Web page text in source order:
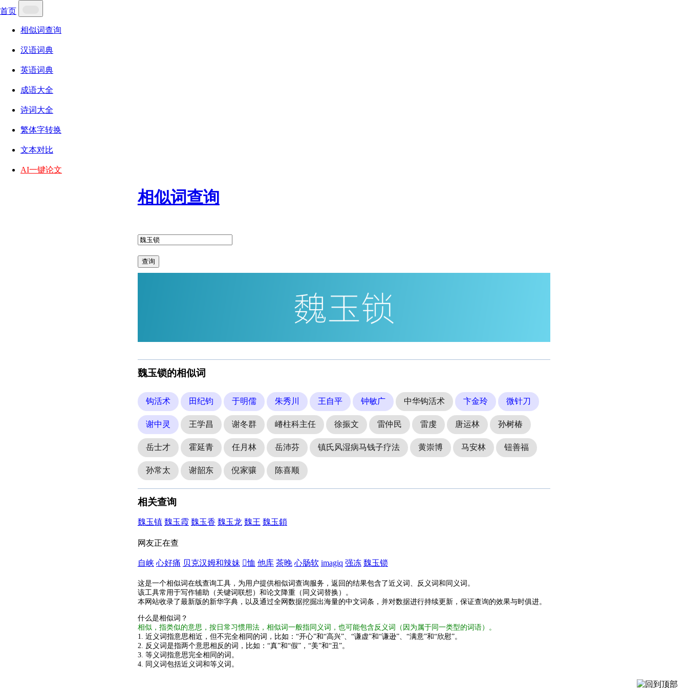
首页
相似词查询
汉语词典
英语词典
成语大全
诗词大全
繁体字转换
文本对比
AI一键论文
相似词查询
查询
魏玉锁的相似词
钩活术 田纪钧 于明儒 朱秀川 王自平 钟敏广 中华钩活术 卞金玲 微针刀
谢中灵 王学昌 谢冬群 嵴柱科主任 徐振文 雷仲民 雷虔 唐运林 孙树椿
岳士才 霍延青 任月林 岳沛芬 镇氏风湿病马钱子疗法 黄崇博 马安林 钮善福
孙常太 谢韶东 倪家骧 陈喜顺
相关查询
魏玉镇 魏玉霞 魏玉香 魏玉龙 魏王 魏玉鎖
网友正在查
自峡 心好痛 贝克汉姆和辣妹 𥳑恤 他库 茶晚 心肠软 imagiq 强冻 魏玉锁
这是一个相似词在线查询工具，为用户提供相似词查询服务，返回的结果包含了近义词、反义词和同义词。
该工具常用于写作辅助（关键词联想）和论文降重（同义词替换）。
本网站收录了最新版的新华字典，以及通过全网数据挖掘出海量的中文词条，并对数据进行持续更新，保证查询的效果与时俱进。
什么是相似词？
相似，指类似的意思，按日常习惯用法，相似词一般指同义词，也可能包含反义词（因为属于同一类型的词语）。
1. 近义词指意思相近，但不完全相同的词，比如：“开心”和“高兴”、“谦虚”和“谦逊”、“满意”和“欣慰”。
2. 反义词是指两个意思相反的词，比如：“真”和“假”，“美”和“丑”。
3. 等义词指意思完全相同的词。
4. 同义词包括近义词和等义词。